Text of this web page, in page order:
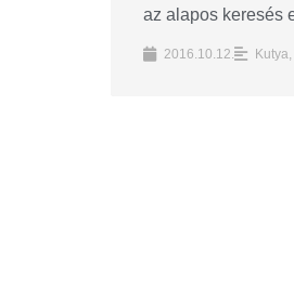
az alapos keresés
2016.10.12. Kutya